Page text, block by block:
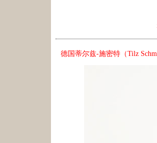
德国蒂尔兹-施密特（Tilz